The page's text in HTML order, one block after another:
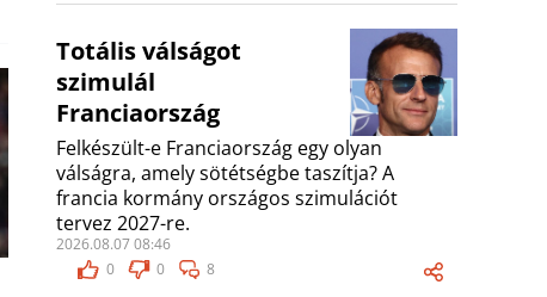
Totális válságot
szimulál
Franciaország
Felkészült-e Franciaország egy olyan
válságra, amely sötétségbe taszítja? A
francia kormány országos szimulációt
tervez 2027-re.
2026.08.07 08:46
0
0 8